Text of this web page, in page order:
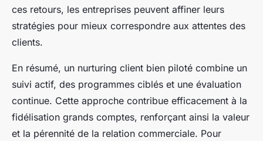
ces retours, les entreprises peuvent affiner leurs
stratégies pour mieux correspondre aux attentes des
clients.
En résumé, un nurturing client bien piloté combine un
suivi actif, des programmes ciblés et une évaluation
continue. Cette approche contribue efficacement à la
fidélisation grands comptes, renforçant ainsi la valeur
et la pérennité de la relation commerciale. Pour